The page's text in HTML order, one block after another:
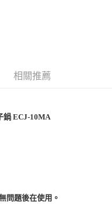
支付方式。 讓您購物簡單
的連結，可透過四大超商／
帳頁面顯示為準，若有關於
，請聯繫「AFTEE先享後付
support/home
相關推薦
鍋 ECJ-10MA
問題後在使用。